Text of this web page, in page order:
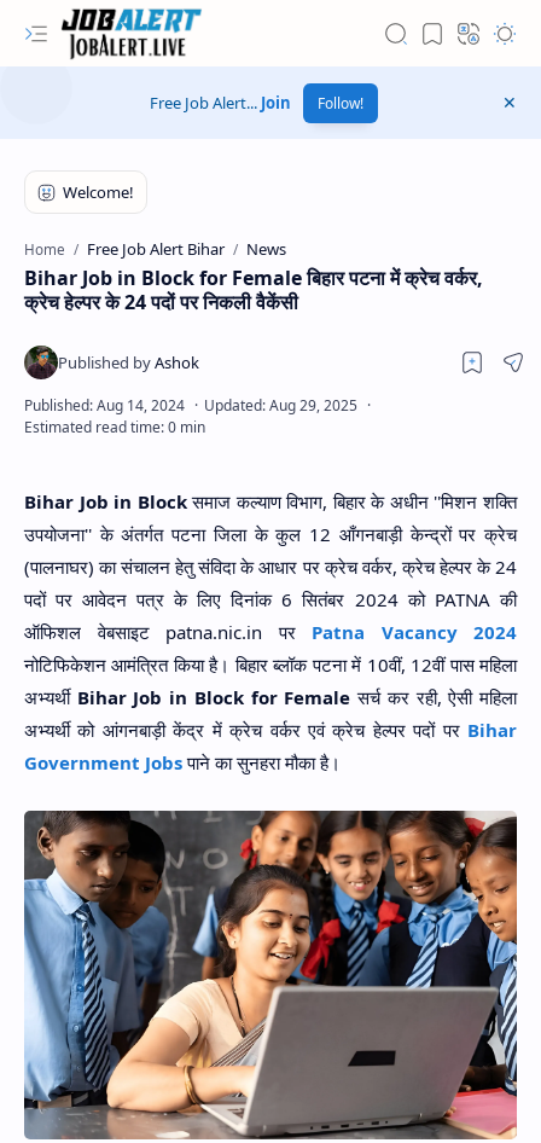
Hidden Menu
Hidden Menu
Free Job Alert... Join Follow!
Home Free Job Alert Bihar News
Bihar Job in Block for Female बिहार पटना में क्रेच वर्कर,
क्रेच हेल्पर के 24 पदों पर निकली वैकेंसी
Bihar Job in Blockसमाज कल्याण विभाग, बिहार के अधीन ''मिशन शक्ति
उपयोजना'' के अंतर्गत पटना जिला के कुल 12 आँगनबाड़ी केन्द्रों पर क्रेच
(पालनाघर) का संचालन हेतु संविदा के आधार पर क्रेच वर्कर, क्रेच हेल्पर के 24
पदों पर आवेदन पत्र के लिए दिनांक 6 सितंबर 2024 को PATNA की
ऑफिशल वेबसाइट patna.nic.in पर Patna Vacancy 2024
नोटिफिकेशन आमंत्रित किया है। बिहार ब्लॉक पटना में 10वीं, 12वीं पास महिला
अभ्यर्थी Bihar Job in Block for Femaleसर्च कर रही, ऐसी महिला
अभ्यर्थी को आंगनबाड़ी केंद्र में क्रेच वर्कर एवं क्रेच हेल्पर पदों पर Bihar
Government Jobsपाने का सुनहरा मौका है।